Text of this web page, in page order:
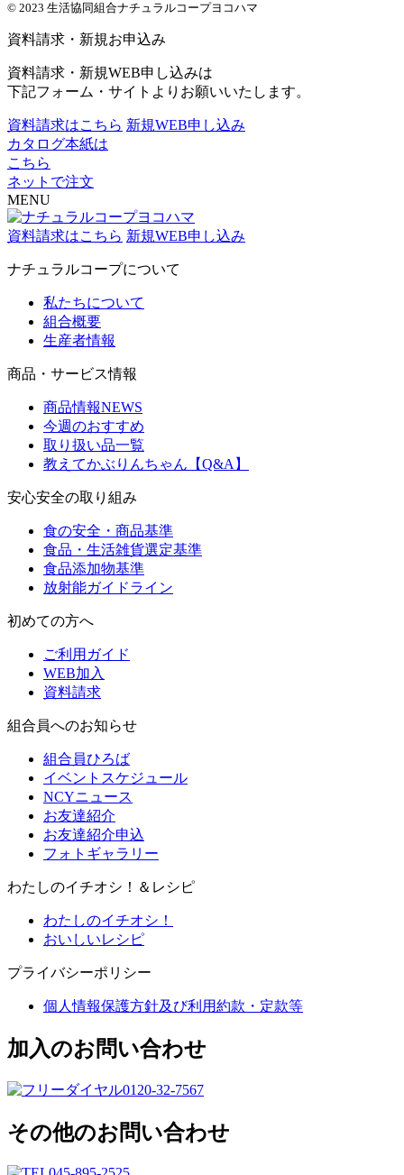
© 2023 生活協同組合ナチュラルコープヨコハマ
資料請求・新規お申込み
資料請求・新規WEB申し込みは
下記フォーム・サイトよりお願いいたします。
資料請求はこちら 新規WEB申し込み
カタログ本紙は
こちら
ネットで注文
MENU
資料請求はこちら 新規WEB申し込み
ナチュラルコープについて
私たちについて
組合概要
生産者情報
商品・サービス情報
商品情報NEWS
今週のおすすめ
取り扱い品一覧
教えてかぶりんちゃん【Q&A】
安心安全の取り組み
食の安全・商品基準
食品・生活雑貨選定基準
食品添加物基準
放射能ガイドライン
初めての方へ
ご利用ガイド
WEB加入
資料請求
組合員へのお知らせ
組合員ひろば
イベントスケジュール
NCYニュース
お友達紹介
お友達紹介申込
フォトギャラリー
わたしのイチオシ！＆レシピ
わたしのイチオシ！
おいしいレシピ
プライバシーポリシー
個人情報保護方針及び利用約款・定款等
加入のお問い合わせ
0120-32-7567
その他のお問い合わせ